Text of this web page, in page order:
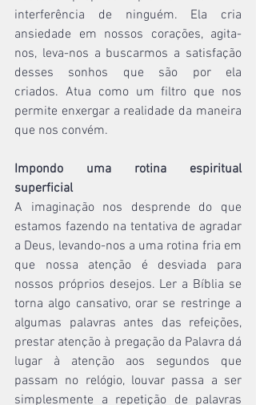
interferência de ninguém. Ela cria
ansiedade em nossos corações, agita-
nos, leva-nos a buscarmos a satisfação
desses sonhos que são por ela
criados. Atua como um filtro que nos
permite enxergar a realidade da maneira
que nos convém.
Impondo uma rotina espiritual
superficial
A imaginação nos desprende do que
estamos fazendo na tentativa de agradar
a Deus, levando-nos a uma rotina fria em
que nossa atenção é desviada para
nossos próprios desejos. Ler a Bíblia se
torna algo cansativo, orar se restringe a
algumas palavras antes das refeições,
prestar atenção à pregação da Palavra dá
lugar à atenção aos segundos que
passam no relógio, louvar passa a ser
simplesmente a repetição de palavras